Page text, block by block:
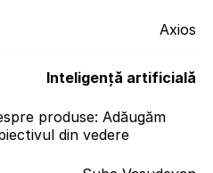
Axios
Inteligenţă artificială
produse: Adăugăm
din vedere